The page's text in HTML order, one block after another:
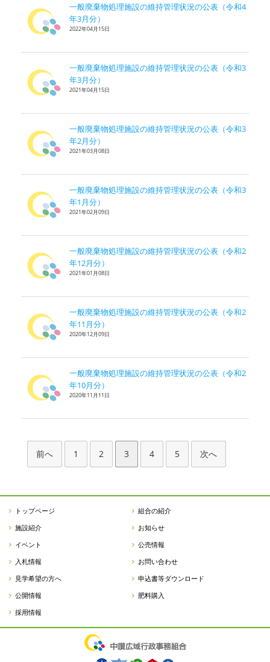
一般廃棄物処理施設の維持管理状況の公表（令和4
年3月分）
2022年04月15日
一般廃棄物処理施設の維持管理状況の公表（令和3
年3月分）
2021年04月15日
一般廃棄物処理施設の維持管理状況の公表（令和3
年2月分）
2021年03月08日
一般廃棄物処理施設の維持管理状況の公表（令和3
年1月分）
2021年02月09日
一般廃棄物処理施設の維持管理状況の公表（令和2
年12月分）
2021年01月08日
一般廃棄物処理施設の維持管理状況の公表（令和2
年11月分）
2020年12月09日
一般廃棄物処理施設の維持管理状況の公表（令和2
年10月分）
2020年11月11日
前へ 1 2 3 4 5 次へ
トップページ
組合の紹介
施設紹介
お知らせ
イベント
公売情報
入札情報
お問い合わせ
見学希望の方へ
申込書等ダウンロード
公開情報
肥料購入
採用情報